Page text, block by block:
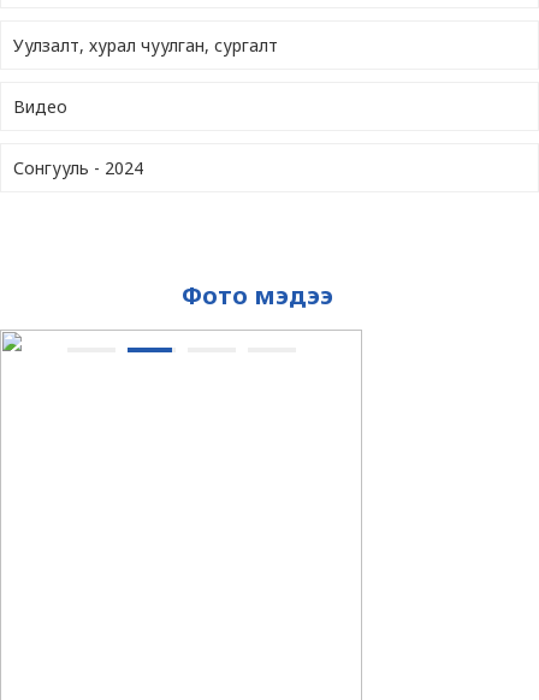
Уулзалт, хурал чуулган, сургалт
Видео
Сонгууль - 2024
Фото мэдээ